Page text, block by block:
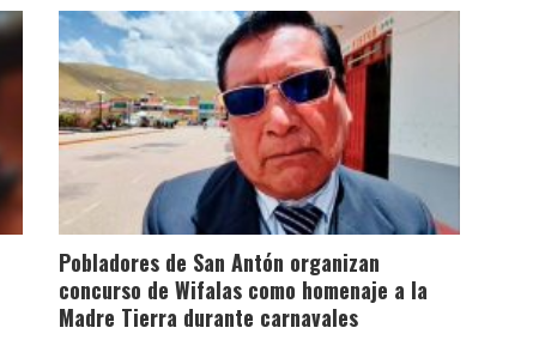
Pobladores de San Antón organizan
concurso de Wifalas como homenaje a la
Madre Tierra durante carnavales